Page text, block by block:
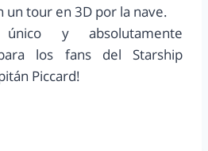
un tour en 3D por la nave.
y absolutamente
los fans del Starship
Piccard!